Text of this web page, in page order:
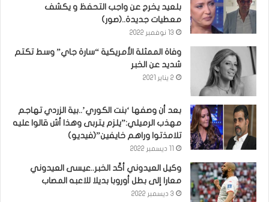
بلعيد يخرج عن واجب التحفظ و يكشف
معطيات جديدة..(صور)
13 نوفمبر 2022
وفاة الممثلة الأمريكية “سارة جاي” وسط تكتم
شديد عن الخبر
2 يناير 2021
بعد أن وصفها ‘بنت الكوري’..بية الزردي تهاجم
مهذب الرميلي:”يلزم يتربى وهذا أش قالوا عليه
تلامذتوا وراهم خايفين”(فيديو)
وكيل العيدوني أكّد الخبر..عيسى العيدوني
معارا إلى بطل أوروبا بديلا للاعبه المصاب
3 ديسمبر 2022